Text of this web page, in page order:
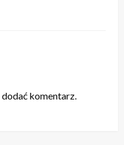
dodać komentarz.